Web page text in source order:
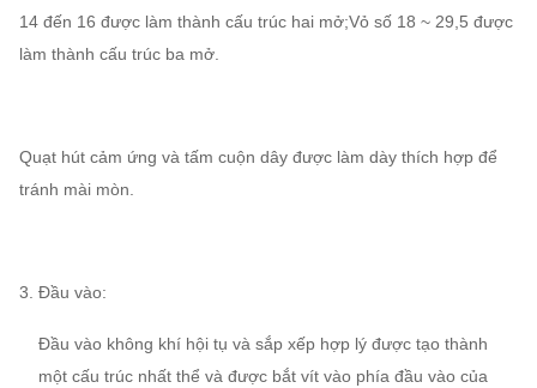
14 đến 16 được làm thành cấu trúc hai mở;Vỏ số 18 ~ 29,5 được
làm thành cấu trúc ba mở.
Quạt hút cảm ứng và tấm cuộn dây được làm dày thích hợp để
tránh mài mòn.
3. Đầu vào:
Đầu vào không khí hội tụ và sắp xếp hợp lý được tạo thành
một cấu trúc nhất thể và được bắt vít vào phía đầu vào của